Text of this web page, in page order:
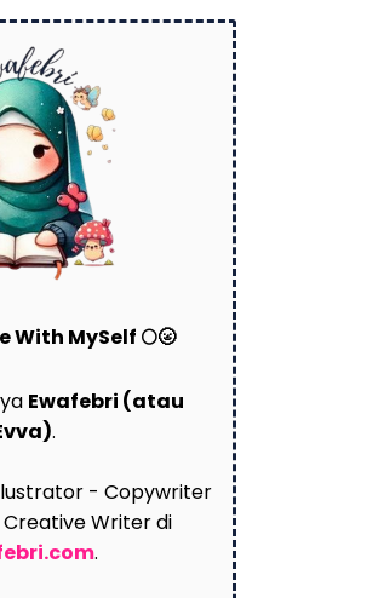
With MySelf 🌕🌝
Ewafebri (atau
.
- Copywriter
Writer di
.